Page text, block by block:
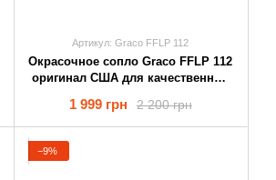
Артикул: Graco FFLP 112
Окрасочное cопло Graco FFLP 112
оригинал США для качественной
2 200 грн
1 999 грн
−9%